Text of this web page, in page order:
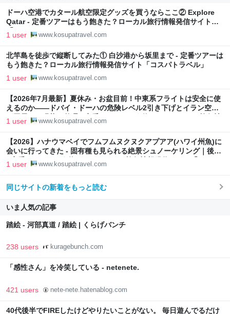
ドーハ空港でカタール航空限定グッズを買うならここ② Explore
Qatar - 定番ツアーはもう飽きた？ローカル旅行情報発信サイト
「コスパトラベル」
1 user www.kosupatravel.com
北竿島を徒歩で縦断してみた① 白沙港から坂里まで - 定番ツアーは
もう飽きた？ローカル旅行情報発信サイト「コスパトラベル」
1 user www.kosupatravel.com
【2026年7月最新】夏休み・お盆目前！中東系フライトは安全に使
えるのか――ドバイ・ドーハの危険レベル2引き下げとイラン空爆
が同居する現状の整理 - 定番ツアーはもう飽きた？ローカル旅行情
報発信サイト「コスパトラベル」
1 user www.kosupatravel.com
【2026】ハナウマベイでフムフムヌクヌクアプアア(ハワイ州魚)に
会いに行ってきた - 固有種も見られる絶景シュノーケリング｜後編
- 定番ツアーはもう飽きた？ローカル旅行情報発信サイト「コスパ
1 user www.kosupatravel.com
同じサイトの新着をもっと読む
いま人気の記事
踏絵 - 河部真道 / 踏絵 | くらげバンチ
238 users kuragebunch.com
「感性さん」を冷笑している - netenete.
421 users nete-nete.hatenablog.com
40代後半でFIREしたけどやりたいことがない。 毎日遊んでるだけ